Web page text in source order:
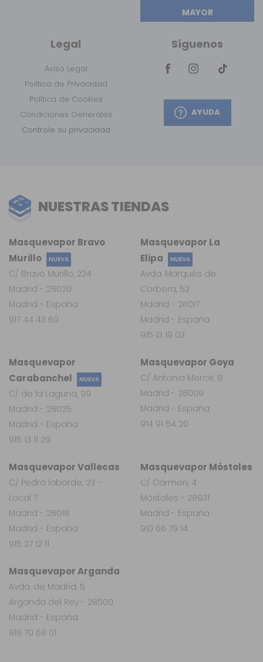
MAYOR
Legal
Aviso Legal
Política de Privacidad
Política de Cookies
Condiciones Generales
Controle su privacidad
Síguenos
AYUDA
NUESTRAS TIENDAS
Masquevapor Arganda
Avda. de Madrid, 5
Arganda del Rey - 28500
Madrid - España
918 70 68 01
Masquevapor
Carabanchel
NUEVA
C/ de la Laguna, 99
Madrid - 28025
Madrid - España
915 13 11 29
Masquevapor Vallecas
C/ Pedro laborde, 23 -
Local 7
Madrid - 28018
Madrid - España
915 27 12 11
Masquevapor Móstoles
C/ Carmen, 4
Móstoles - 28931
Madrid - España
910 66 79 14
Masquevapor Goya
C/ Antonia Mercé, 8
Madrid - 28009
Madrid - España
914 91 54 20
Masquevapor La
Elipa
NUEVA
Avda. Marqués de
Corbera, 52
Madrid - 28017
Madrid - España
915 13 19 03
Masquevapor Bravo
Murillo
NUEVA
C/ Bravo Murillo, 224
Madrid - 28020
Madrid - España
917 44 43 69